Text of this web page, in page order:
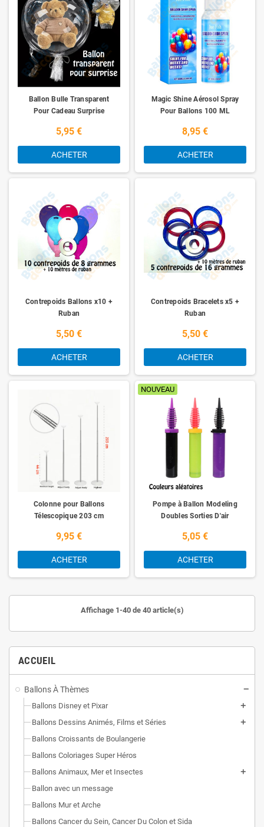
ACCUEIL
Ballons À Thèmes
Ballons Disney et Pixar
Ballons Dessins Animés, Films et Séries
Ballons Croissants de Boulangerie
Ballons Coloriages Super Héros
Ballons Animaux, Mer et Insectes
Ballon avec un message
Ballons Mur et Arche
Ballons Cancer du Sein, Cancer Du Colon et Sida
Ballon Bulle Transparent
Pour Cadeau Surprise
5,95 €
ACHETER
Magic Shine Aérosol Spray
Pour Ballons 100 ML
8,95 €
ACHETER
Contrepoids Ballons x10 +
Ruban
5,50 €
ACHETER
Contrepoids Bracelets x5 +
Ruban
5,50 €
ACHETER
Colonne pour Ballons
Télescopique 203 cm
9,95 €
ACHETER
NOUVEAU
Pompe à Ballon Modeling
Doubles Sorties D'air
5,05 €
ACHETER
Affichage 1-40 de 40 article(s)